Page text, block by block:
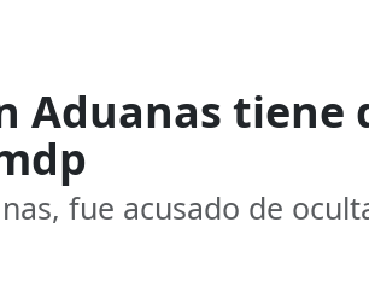
Aduanas
fue acusado de